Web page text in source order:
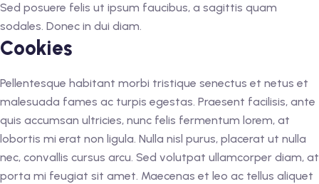
Sed posuere felis ut ipsum faucibus, a sagittis quam
sodales. Donec in dui diam.
Cookies
Pellentesque habitant morbi tristique senectus et netus et
malesuada fames ac turpis egestas. Praesent facilisis, ante
quis accumsan ultricies, nunc felis fermentum lorem, at
lobortis mi erat non ligula. Nulla nisl purus, placerat ut nulla
nec, convallis cursus arcu. Sed volutpat ullamcorper diam, at
porta mi feugiat sit amet. Maecenas et leo ac tellus aliquet